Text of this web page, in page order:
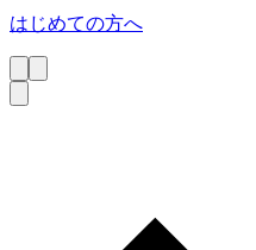
はじめての方へ